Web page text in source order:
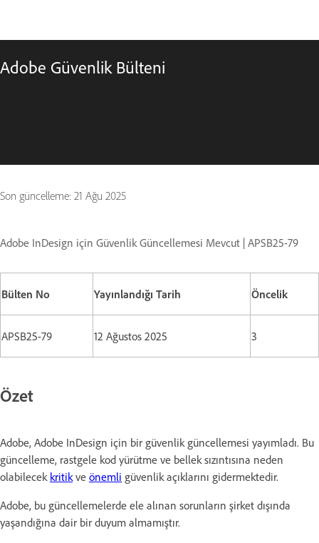
Adobe Güvenlik Bülteni
Son güncelleme: 21 Ağu 2025
Adobe InDesign için Güvenlik Güncellemesi Mevcut | APSB25-79
Bülten No Yayınlandığı Tarih Öncelik
APSB25-79 12 Ağustos 2025 3
Özet
Adobe, Adobe InDesign için bir güvenlik güncellemesi yayımladı. Bu
güncelleme, rastgele kod yürütme ve bellek sızıntısına neden
olabilecek kritik ve önemli güvenlik açıklarını gidermektedir.
Adobe, bu güncellemelerde ele alınan sorunların şirket dışında
yaşandığına dair bir duyum almamıştır.